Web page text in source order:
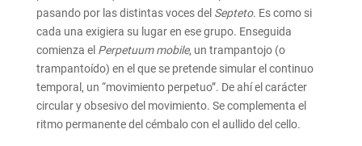
pasando por las distintas voces del Septeto. Es como si
cada una exigiera su lugar en ese grupo. Enseguida
comienza el Perpetuum mobile, un trampantojo (o
trampantoído) en el que se pretende simular el continuo
temporal, un “movimiento perpetuo”. De ahí el carácter
circular y obsesivo del movimiento. Se complementa el
ritmo permanente del cémbalo con el aullido del cello.